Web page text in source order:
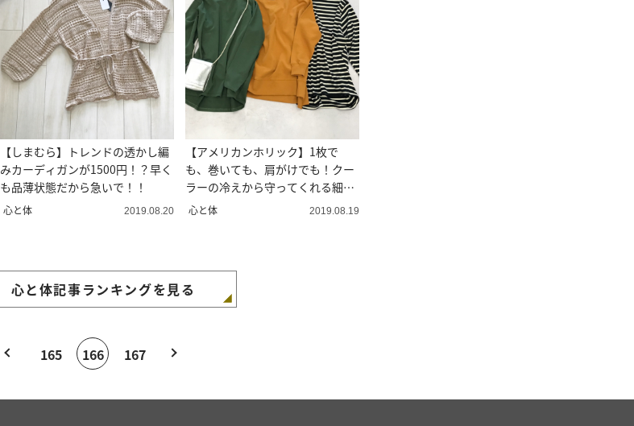
【しまむら】トレンドの透かし編
みカーディガンが1500円！？早く
も品薄状態だから急いで！！
心と体 2019.08.20
【アメリカンホリック】1枚で
も、巻いても、肩がけでも！クー
ラーの冷えから守ってくれる細見
せトップス
心と体 2019.08.19
心と体記事ランキングを見る
165 166 167